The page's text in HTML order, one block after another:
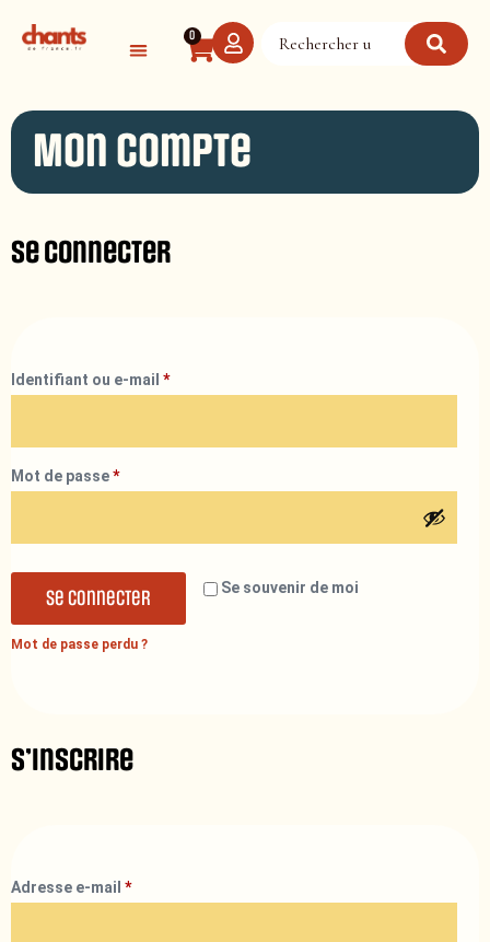
0
Mon compte
Se connecter
Identifiant ou e-mail *
Mot de passe*
Se souvenir de moi
Se connecter
Mot de passe perdu ?
S’inscrire
Adresse e-mail *